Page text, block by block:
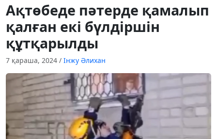
Ақтөбеде пәтерде қамалып
қалған екі бүлдіршін
құтқарылды
7 қараша, 2024 / Інжу Әлихан